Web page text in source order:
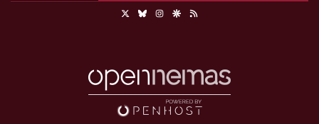
BlueskyInstagramGoogle Discover